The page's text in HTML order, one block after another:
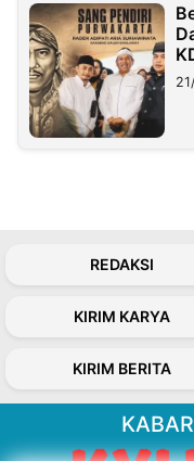
REDAKSI
KIRIM KARYA
KIRIM BERITA